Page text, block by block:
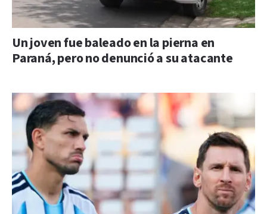
Un joven fue baleado en la pierna en
Paraná, pero no denunció a su atacante